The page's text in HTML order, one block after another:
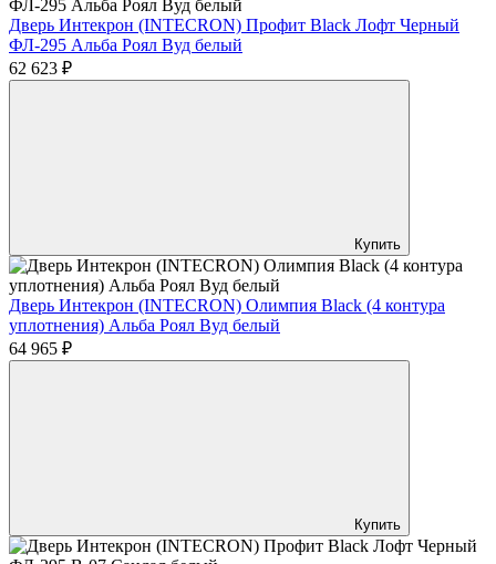
Дверь Интекрон (INTECRON) Профит Black Лофт Черный
ФЛ-295 Альба Роял Вуд белый
62 623 ₽
Купить
Дверь Интекрон (INTECRON) Олимпия Black (4 контура
уплотнения) Альба Роял Вуд белый
64 965 ₽
Купить